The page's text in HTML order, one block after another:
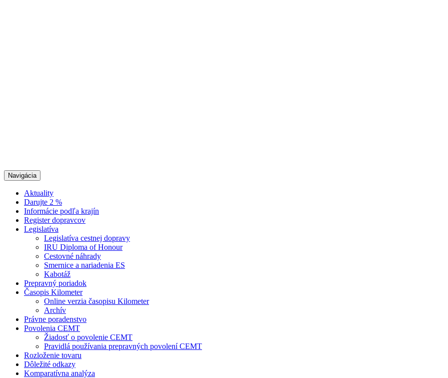
Navigácia
Aktuality
Darujte 2 %
Informácie podľa krajín
Register dopravcov
Legislatíva
Legislatíva cestnej dopravy
IRU Diploma of Honour
Cestovné náhrady
Smernice a nariadenia ES
Kabotáž
Prepravný poriadok
Časopis Kilometer
Online verzia časopisu Kilometer
Archív
Právne poradenstvo
Povolenia CEMT
Žiadosť o povolenie CEMT
Pravidlá používania prepravných povolení CEMT
Rozloženie tovaru
Dôležité odkazy
Komparatívna analýza